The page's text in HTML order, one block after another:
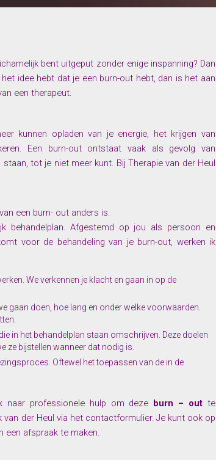
bent uitgeput zonder enige inspanning? Dan
idee hebt dat je een burn-out hebt, dan is het aan
een therapeut.
kunnen opladen van je energie, het krijgen van
Een burn-out ontstaat vaak als gevolg van
tot je niet meer kunt. Bij Therapie van der Heul
een burn- out anders is.
behandelplan. Afgestemd op jou als persoon en
voor de behandeling van je burn-out, werken ik
We verkennen je klacht en gaan in op de
gaan doen, hoe lang en onder welke voorwaarden.
in het behandelplan staan omschrijven. Deze doelen
ze bijstellen wanneer dat nodig is.
Oftewel het toepassen van de in de
professionele hulp om deze burn – out te
der Heul via het contactformulier. Je kunt ook op
een afspraak te maken.